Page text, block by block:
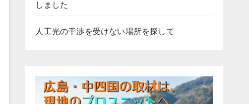
しました
人工光の干渉を受けない場所を探して